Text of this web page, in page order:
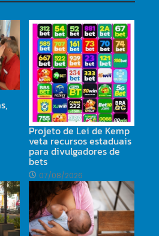
Projeto de Lei de Kemp
veta recursos estaduais
para divulgadores de
bets
07/08/2026